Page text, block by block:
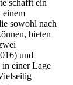
schafft ein
einem
sowohl nach
bieten
und
einer Lage